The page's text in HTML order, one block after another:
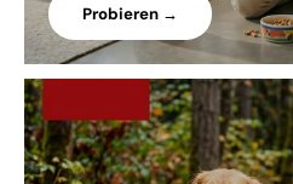
Probieren →